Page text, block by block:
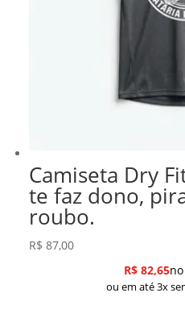
Camiseta Dry
te faz dono,
roubo.
R$ 87,00
R$82,65no
ou em até 3x